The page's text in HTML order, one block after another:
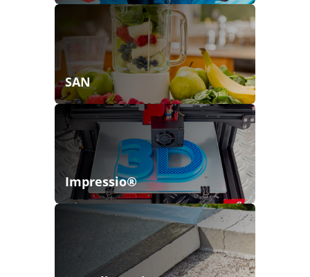
SAN
Impressio®